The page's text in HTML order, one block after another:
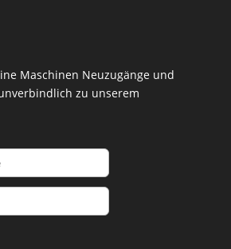
Maschinen Neuzugänge und
zu unserem